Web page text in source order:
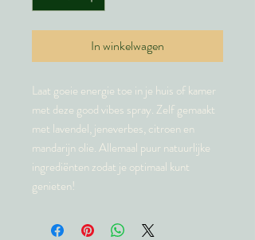
In winkelwagen
Laat goeie energie toe in je huis of kamer
met deze good vibes spray. Zelf gemaakt
met lavendel, jeneverbes, citroen en
mandarijn olie. Allemaal puur natuurlijke
ingrediënten zodat je optimaal kunt
genieten!